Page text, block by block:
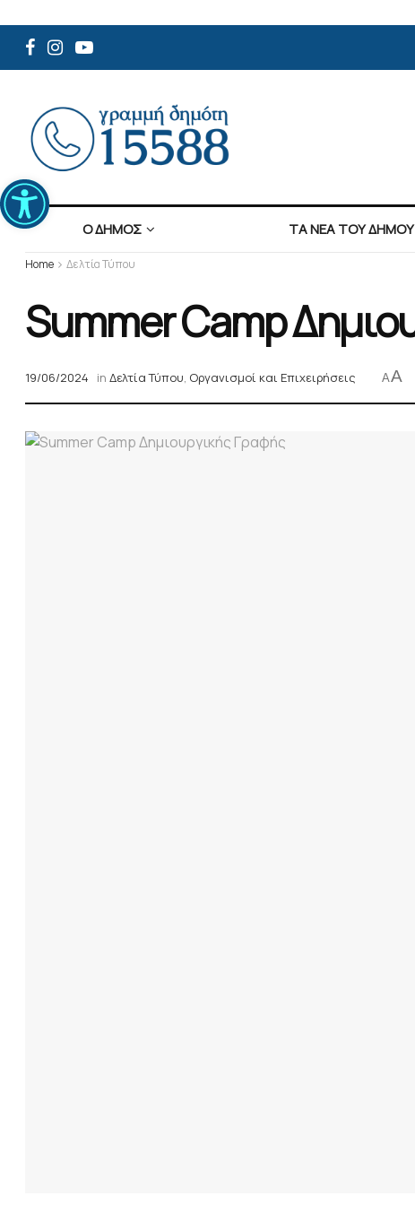
Ανοίξτε τη γραμμή εργαλείων
Ο ΔΗΜΟΣ ΤΑ ΝΕΑ ΤΟΥ ΔΗΜΟΥ
Home Δελτία Τύπου
Summer Camp
19/06/2024 in Δελτία Τύπου, Οργανισμοί και Επιχειρήσεις AA